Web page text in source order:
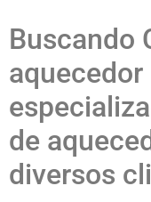
Buscando
de
diversos